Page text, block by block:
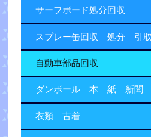
サーフボード処分回収
スプレー缶回収 処分 引
自動車部品回収
ダンボール 本 紙 新聞
衣類 古着